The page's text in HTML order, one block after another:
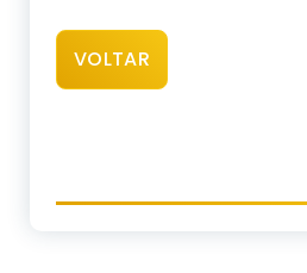
VOLTAR